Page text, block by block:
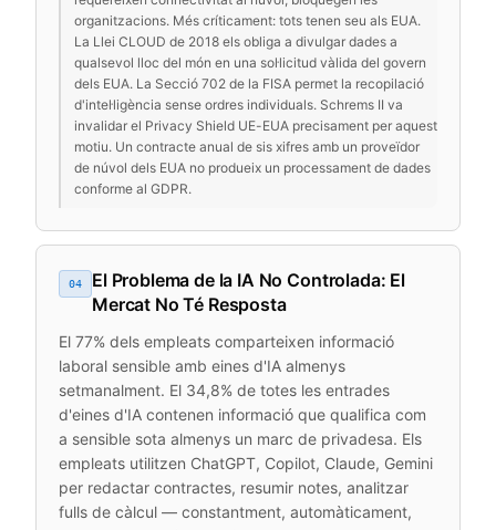
organitzacions. Més críticament: tots tenen seu als EUA.
La Llei CLOUD de 2018 els obliga a divulgar dades a
qualsevol lloc del món en una sol·licitud vàlida del govern
dels EUA. La Secció 702 de la FISA permet la recopilació
d'intel·ligència sense ordres individuals. Schrems II va
invalidar el Privacy Shield UE-EUA precisament per aquest
motiu. Un contracte anual de sis xifres amb un proveïdor
de núvol dels EUA no produeix un processament de dades
conforme al GDPR.
04
El Problema de la IA No Controlada: El
Mercat No Té Resposta
El 77% dels empleats comparteixen informació
laboral sensible amb eines d'IA almenys
setmanalment. El 34,8% de totes les entrades
d'eines d'IA contenen informació que qualifica com
a sensible sota almenys un marc de privadesa. Els
empleats utilitzen ChatGPT, Copilot, Claude, Gemini
per redactar contractes, resumir notes, analitzar
fulls de càlcul — constantment, automàticament,